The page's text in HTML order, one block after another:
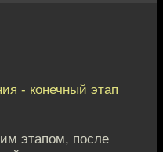
- конечный этап
этапом, после